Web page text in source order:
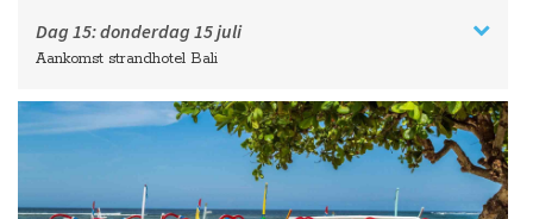
Dag 15:donderdag 15 juli
Aankomst strandhotel Bali